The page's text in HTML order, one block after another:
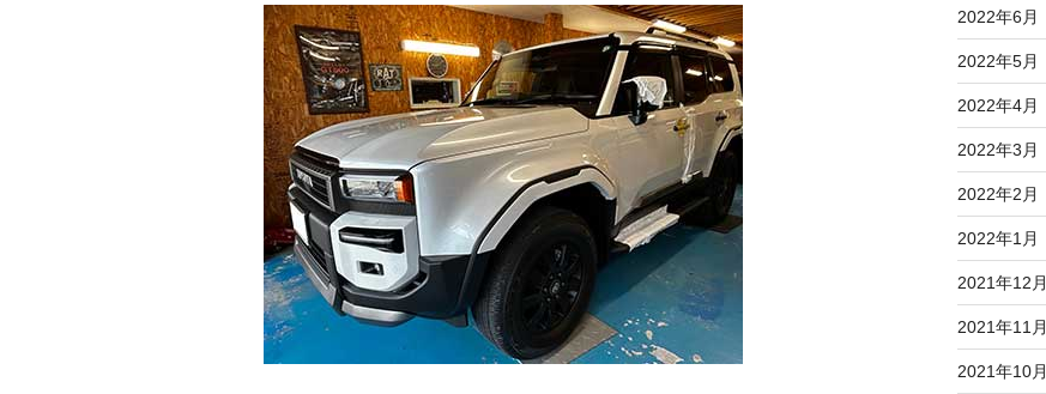
2022年6月
2022年5月
2022年4月
2022年3月
2022年2月
2022年1月
2021年12月
2021年11月
2021年10月